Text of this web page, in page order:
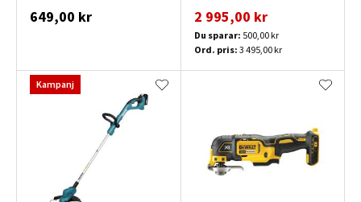
649,00 kr 2 995,00 kr
Du sparar: 500,00 kr
Ord. pris: 3 495,00 kr
Kampanj